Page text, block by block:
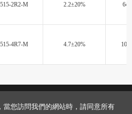
當您訪問我們的網站時，請同意所有
2R2-M 2.2±20%
4R7-M 4.7±20%